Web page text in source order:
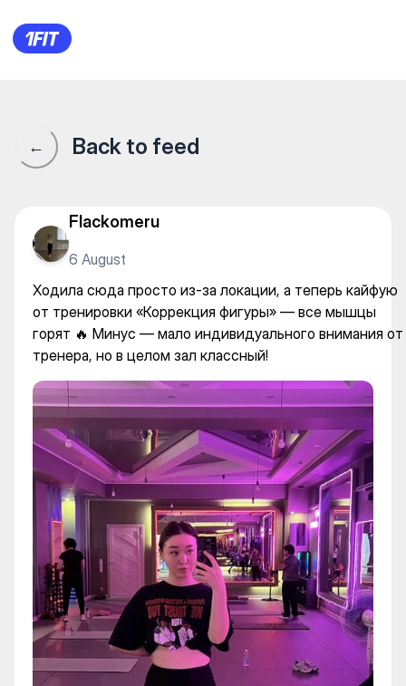
ALA fit — Yoga
← Back to feed
Flackomeru
6 August
Ходила сюда просто из-за локации, а теперь кайфую
от тренировки «Коррекция фигуры» — все мышцы
горят 🔥 Минус — мало индивидуального внимания от
тренера, но в целом зал классный!